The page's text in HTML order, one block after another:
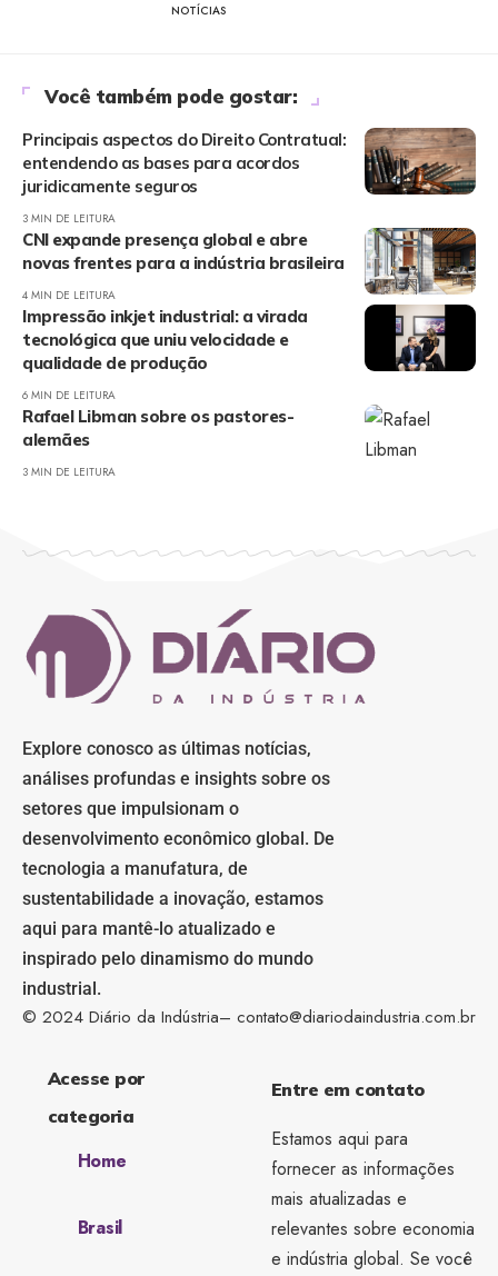
NOTÍCIAS
Você também pode gostar:
Principais aspectos do Direito Contratual:
entendendo as bases para acordos
juridicamente seguros
3 MIN DE LEITURA
CNI expande presença global e abre
novas frentes para a indústria brasileira
4 MIN DE LEITURA
Impressão inkjet industrial: a virada
tecnológica que uniu velocidade e
qualidade de produção
6 MIN DE LEITURA
Rafael Libman sobre os pastores-
alemães
3 MIN DE LEITURA
Explore conosco as últimas notícias,
análises profundas e insights sobre os
setores que impulsionam o
desenvolvimento econômico global. De
tecnologia a manufatura, de
sustentabilidade a inovação, estamos
aqui para mantê-lo atualizado e
inspirado pelo dinamismo do mundo
industrial.
© 2024 Diário da Indústria– contato@diariodaindustria.com.br
Acesse por
categoria
Home
Brasil
Entre em contato
Estamos aqui para
fornecer as informações
mais atualizadas e
relevantes sobre economia
e indústria global. Se você